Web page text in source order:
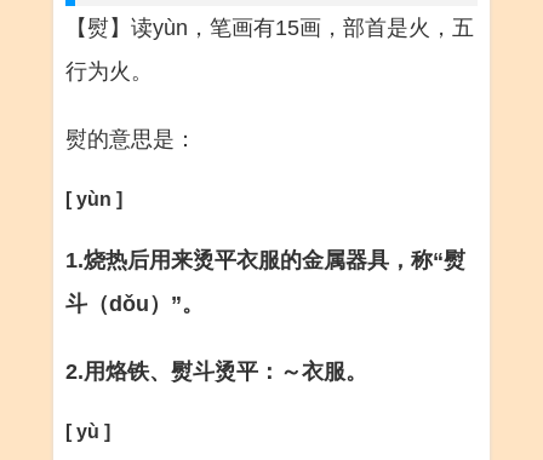
【熨】读yùn，笔画有15画，部首是火，五
行为火。
熨的意思是：
[ yùn ]
1.烧热后用来烫平衣服的金属器具，称“熨
斗（dǒu）”。
2.用烙铁、熨斗烫平：～衣服。
[ yù ]